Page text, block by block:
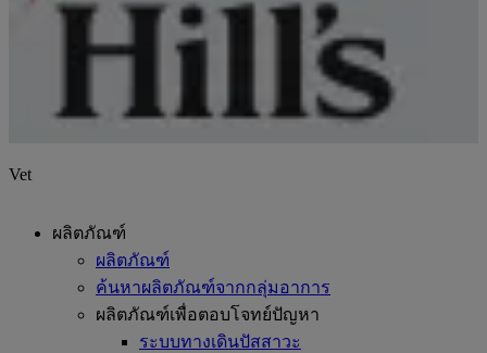
Vet
ผลิตภัณฑ์
ผลิตภัณฑ์
ค้นหาผลิตภัณฑ์จากกลุ่มอาการ
ผลิตภัณฑ์เพื่อตอบโจทย์ปัญหา
ระบบทางเดินปัสสาวะ